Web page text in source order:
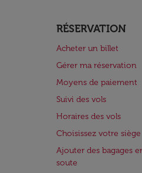
RÉSERVATION
Acheter un billet
Gérer ma réservation
Moyens de paiement
Suivi des vols
Horaires des vols
Choisissez votre siège
Ajouter des bagages
soute